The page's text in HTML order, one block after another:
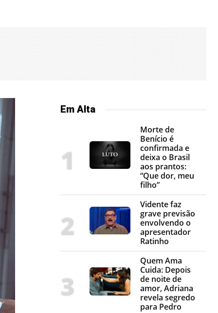
Em Alta
Morte de
Benício é
confirmada e
deixa o Brasil
aos prantos:
“Que dor, meu
filho”
Vidente faz
grave previsão
envolvendo o
apresentador
Ratinho
Quem Ama
Cuida: Depois
de noite de
amor, Adriana
revela segredo
para Pedro